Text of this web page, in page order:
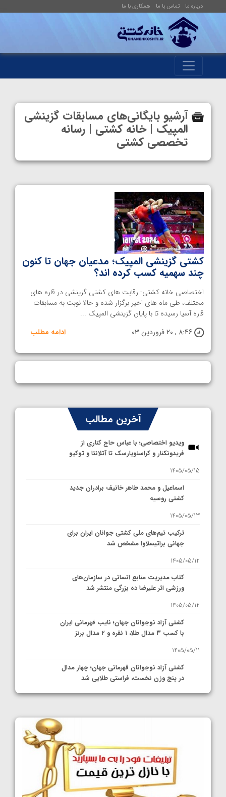
درباره ما تماس با ما همکاری با ما
آرشیو بایگانی‌های مسابقات گزینشی
المپیک | خانه کشتی | رسانه
تخصصی کشتی
کشتی گزینشی المپیک؛ مدعیان جهان تا کنون
چند سهمیه کسب کرده اند؟
اختصاصی خانه کشتی- رقابت های کشتی گزینشی در قاره های
مختلف، طی ماه های اخیر برگزار شده و حالا نوبت به مسابقات
قاره آسیا رسیده تا با پایان گزینشی المپیک ...
8:46 , 20 فروردین 03
ادامه مطلب
آخرین مطالب
ویدیو اختصاصی؛ با عباس حاج کناری از
فریدونکنار و کراسنویارسک تا آتلانتا و توکیو
1405/05/15
اسماعیل و محمد طاهر خانیف برادران جدید
کشتی روسیه
1405/05/13
ترکیب تیم‌های ملی کشتی جوانان ایران برای
جهانی براتیسلاوا مشخص شد
1405/05/12
کتاب مدیریت منابع انسانی در سازمان‌های
ورزشی اثر علیرضا ده بزرگی منتشر شد
1405/05/12
کشتی آزاد نوجوانان جهان؛ نایب قهرمانی ایران
با کسب ۳ مدال طلا، ۱ نقره و ۲ مدال برنز
1405/05/11
کشتی آزاد نوجوانان قهرمانی جهان؛ چهار مدال
در پنج وزن نخست، فراستی طلایی شد
1405/05/11
کشتی آزاد نوجوانان جهان؛ رقبای نمایندگان
ایران مشخص شدند
1405/05/08